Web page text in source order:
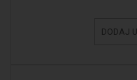
DODAJ